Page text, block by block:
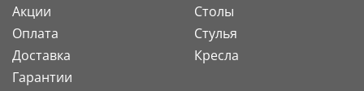
Акции
Оплата
Доставка
Гарантии
Столы
Стулья
Кресла